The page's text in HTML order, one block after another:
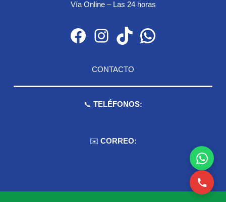
Vía Online – Las 24 horas
Facebook Instagram TikTok WhatsApp
CONTACTO
📞 TELÉFONOS:
✉️ CORREO: